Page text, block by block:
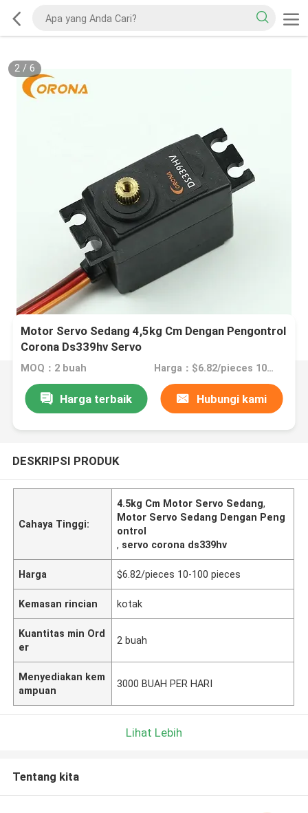
2/ 6
Motor Servo Sedang 4,5kg Cm Dengan Pengontrol
Corona Ds339hv Servo
MOQ：2 buah Harga：$6.82/pieces 10-100 pieces
Harga terbaik Hubungi kami
DESKRIPSI PRODUK
Cahaya Tinggi:
4.5kg Cm Motor Servo Sedang,
Motor Servo Sedang Dengan Peng
ontrol
, servo corona ds339hv
Harga $6.82/pieces 10-100 pieces
Kemasan rincian kotak
Kuantitas min Ord
er
2 buah
Menyediakan kem
ampuan
3000 BUAH PER HARI
Lihat Lebih
Tentang kita